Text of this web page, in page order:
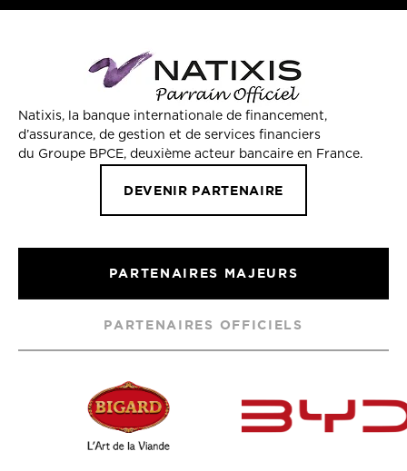
Natixis, la banque internationale de financement,
d’assurance, de gestion et de services financiers
du Groupe BPCE, deuxième acteur bancaire en France.
DEVENIR PARTENAIRE
PARTENAIRES MAJEURS
PARTENAIRES OFFICIELS